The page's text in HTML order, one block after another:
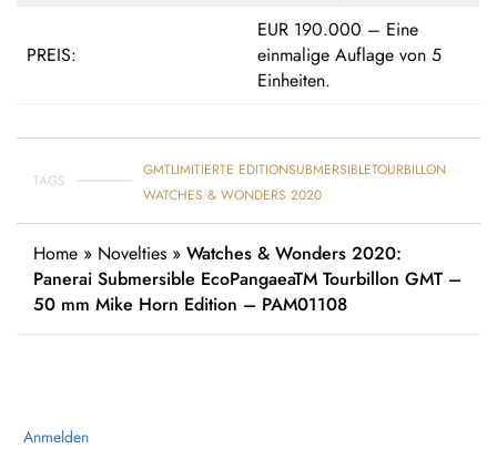
PREIS:
EUR 190.000 – Eine
einmalige Auflage von 5
Einheiten.
TAGS
GMTLIMITIERTE EDITIONSUBMERSIBLETOURBILLON
WATCHES & WONDERS 2020
Home » Novelties » Watches & Wonders 2020:
Panerai Submersible EcoPangaeaTM Tourbillon GMT –
50 mm Mike Horn Edition – PAM01108
Anmelden